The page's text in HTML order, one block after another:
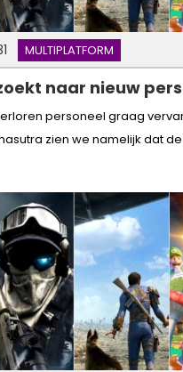
MULTIPLATFORM
naar nieuw
personeel graag
zien we namelijk dat